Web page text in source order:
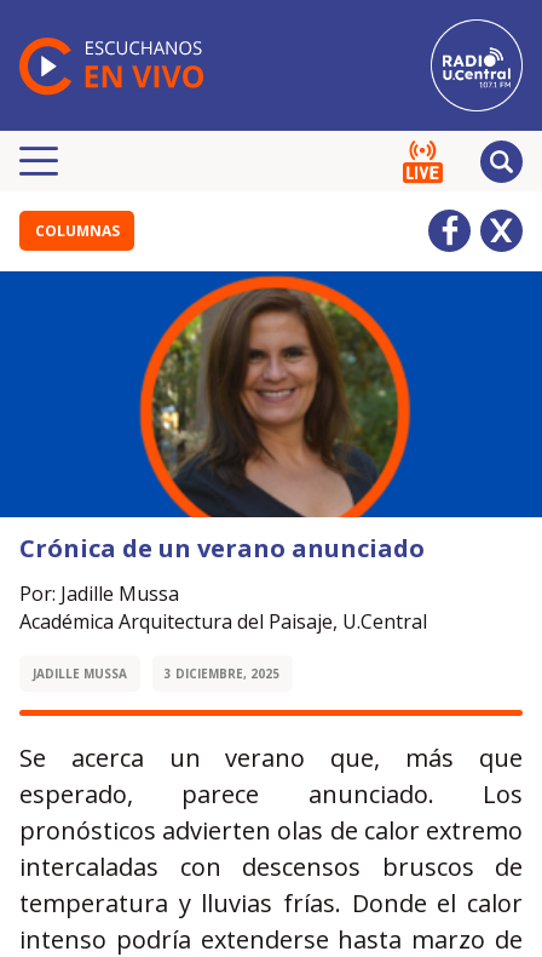
COLUMNAS
Crónica de un verano anunciado
Por: Jadille Mussa
Académica Arquitectura del Paisaje, U.Central
JADILLE MUSSA 3 DICIEMBRE, 2025
Se acerca un verano que, más que
esperado, parece anunciado. Los
pronósticos advierten olas de calor extremo
intercaladas con descensos bruscos de
temperatura y lluvias frías. Donde el calor
intenso podría extenderse hasta marzo de